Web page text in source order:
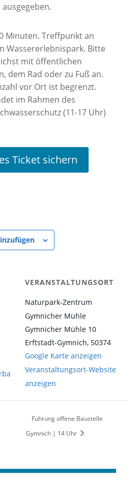
Minuten. Treffpunkt an
Wassererlebnispark. Bitte
mit öffentlichen
dem Rad oder zu Fuß an.
vor Ort ist begrenzt.
im Rahmen des
(11-17 Uhr)
Ticket sichern
VERANSTALTUNGSORT
Naturpark-Zentrum
Gymnicher Mühle
Gymnicher Mühle 10
Erftstadt-Gymnich, 50374
Google Karte anzeigen
Veranstaltungsort-Website
anzeigen
Führung offene Baustelle
Gymnich | 14 Uhr